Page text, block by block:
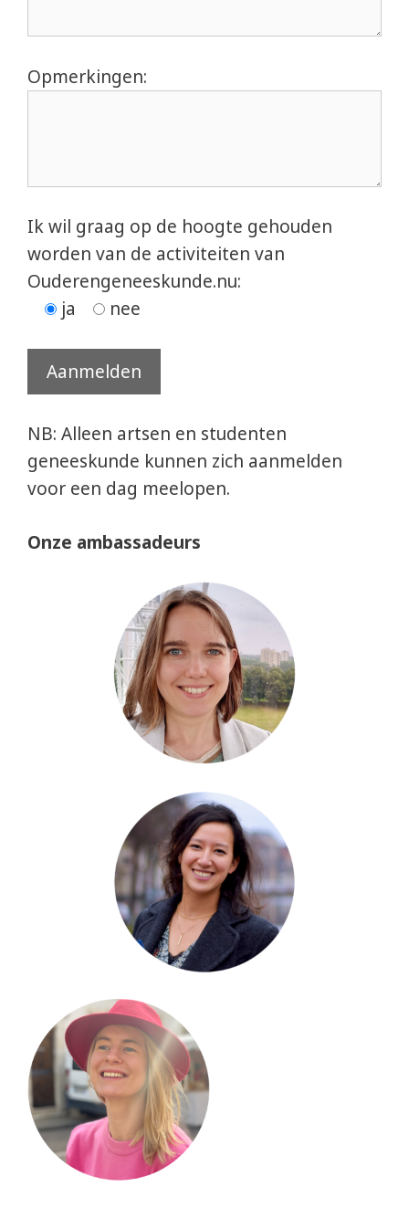
Opmerkingen:
Ik wil graag op de hoogte gehouden
worden van de activiteiten van
Ouderengeneeskunde.nu:
ja
nee
NB: Alleen artsen en studenten
geneeskunde kunnen zich aanmelden
voor een dag meelopen.
Onze ambassadeurs